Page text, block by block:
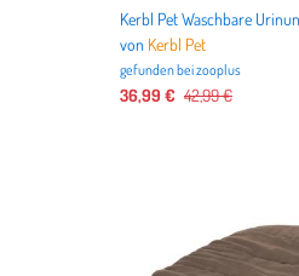
von Kerbl Pet
gefunden beizooplus
36,99 € 42,99 €